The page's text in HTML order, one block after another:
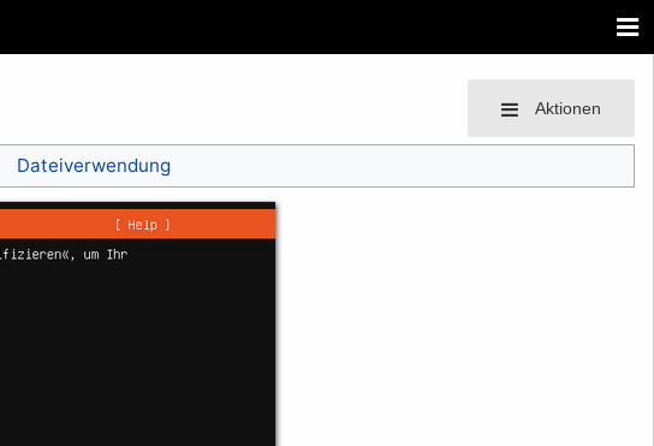
Aktionen
Dateiverwendung